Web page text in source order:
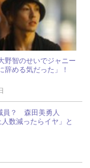
野智のせいでジャニー
辞める気だった」！
員？ 森田美勇人
数減ったらイヤ」と